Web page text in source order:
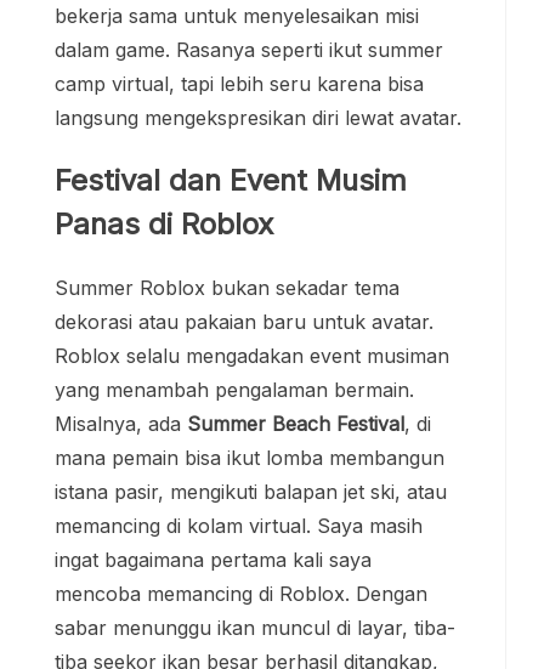
bekerja sama untuk menyelesaikan misi
dalam game. Rasanya seperti ikut summer
camp virtual, tapi lebih seru karena bisa
langsung mengekspresikan diri lewat avatar.
Festival dan Event Musim
Panas di Roblox
Summer Roblox bukan sekadar tema
dekorasi atau pakaian baru untuk avatar.
Roblox selalu mengadakan event musiman
yang menambah pengalaman bermain.
Misalnya, ada Summer Beach Festival, di
mana pemain bisa ikut lomba membangun
istana pasir, mengikuti balapan jet ski, atau
memancing di kolam virtual. Saya masih
ingat bagaimana pertama kali saya
mencoba memancing di Roblox. Dengan
sabar menunggu ikan muncul di layar, tiba-
tiba seekor ikan besar berhasil ditangkap,